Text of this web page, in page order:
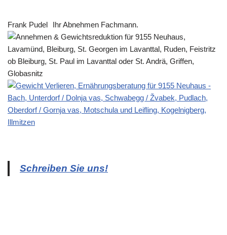
Frank Pudel Ihr Abnehmen Fachmann.
Schreiben Sie uns!